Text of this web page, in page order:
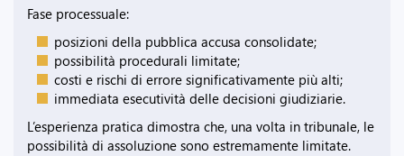
Fase processuale:
posizioni della pubblica accusa consolidate;
possibilità procedurali limitate;
costi e rischi di errore significativamente più alti;
immediata esecutività delle decisioni giudiziarie.
L’esperienza pratica dimostra che, una volta in tribunale, le
possibilità di assoluzione sono estremamente limitate.